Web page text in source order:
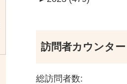
訪問者カウンター
総訪問者数: